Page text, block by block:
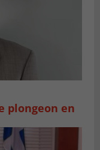
plongeon en